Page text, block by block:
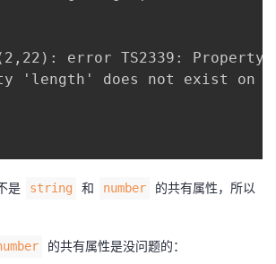
error TS2339:
'length' does not exist on
是 string 和 number
的共有属性，所以
的共有属性是没问题的：